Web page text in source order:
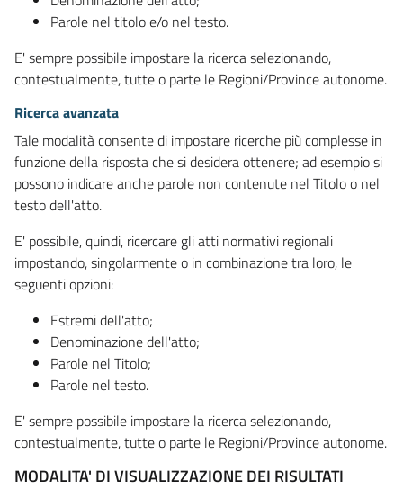
Parole nel titolo e/o nel testo.
E' sempre possibile impostare la ricerca selezionando,
contestualmente, tutte o parte le Regioni/Province autonome.
Ricerca avanzata
Tale modalità consente di impostare ricerche più complesse in
funzione della risposta che si desidera ottenere; ad esempio si
possono indicare anche parole non contenute nel Titolo o nel
testo dell'atto.
E' possibile, quindi, ricercare gli atti normativi regionali
impostando, singolarmente o in combinazione tra loro, le
seguenti opzioni:
Estremi dell'atto;
Denominazione dell'atto;
Parole nel Titolo;
Parole nel testo.
E' sempre possibile impostare la ricerca selezionando,
contestualmente, tutte o parte le Regioni/Province autonome.
MODALITA' DI VISUALIZZAZIONE DEI RISULTATI